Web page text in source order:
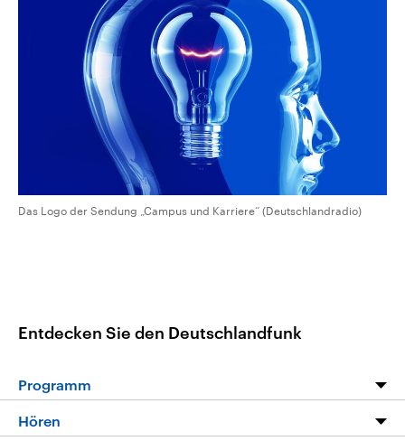
CDU, SPD und FDP regiert.-
Umfragen, Prognosen,
Wahlprogramme, aktuelle Berichte
und Hintergründe zu den Parteien
und Kandidaten der anstehenden
aktuelle Weltgeschehen.
Sendungen Programm Podcasts
Audio-Archiv
Das Logo der Sendung „Campus und Karriere“ (Deutschlandradio)
Entdecken Sie den Deutschlandfunk
Programm
Programm
Hören